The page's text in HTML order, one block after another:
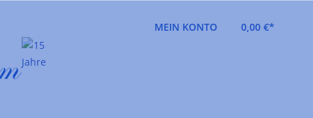
MEIN KONTO
0,00 €*